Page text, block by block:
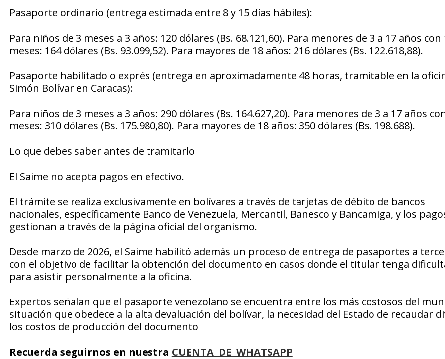
Pasaporte ordinario (entrega estimada entre 8 y 15 días hábiles):
Para niños de 3 meses a 3 años: 120 dólares (Bs. 68.121,60). Para menores de 3 a 17 años con
meses: 164 dólares (Bs. 93.099,52). Para mayores de 18 años: 216 dólares (Bs. 122.618,88).
Pasaporte habilitado o exprés (entrega en aproximadamente 48 horas, tramitable en la
Simón Bolívar en Caracas):
Para niños de 3 meses a 3 años: 290 dólares (Bs. 164.627,20). Para menores de 3 a 17 años
meses: 310 dólares (Bs. 175.980,80). Para mayores de 18 años: 350 dólares (Bs. 198.688).
Lo que debes saber antes de tramitarlo
El Saime no acepta pagos en efectivo.
El trámite se realiza exclusivamente en bolívares a través de tarjetas de débito de bancos
nacionales, específicamente Banco de Venezuela, Mercantil, Banesco y Bancamiga, y los
gestionan a través de la página oficial del organismo.
Desde marzo de 2026, el Saime habilitó además un proceso de entrega de pasaportes a
con el objetivo de facilitar la obtención del documento en casos donde el titular tenga
para asistir personalmente a la oficina.
Expertos señalan que el pasaporte venezolano se encuentra entre los más costosos del
situación que obedece a la alta devaluación del bolívar, la necesidad del Estado de recaudar
los costos de producción del documento
Recuerda seguirnos en nuestra CUENTA DE WHATSAPP